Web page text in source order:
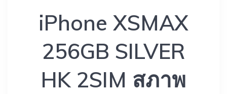
iPhone XSMAX
256GB SILVER
HK 2SIM สภาพ